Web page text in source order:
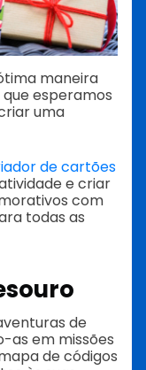
maneira
esperamos
uma
de cartões
e criar
com
todas as
de
as em missões
de códigos